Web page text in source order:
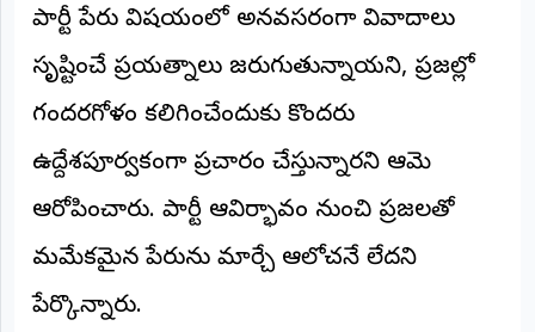
రిపోర్టర్‌గా
లాగిన్
(Login)
©
2026
NTODAY
NEWS
పార్టీ పేరు విషయంలో అనవసరంగా వివాదాలు
సృష్టించే ప్రయత్నాలు జరుగుతున్నాయని, ప్రజల్లో
గందరగోళం కలిగించేందుకు కొందరు
ఉద్దేశపూర్వకంగా ప్రచారం చేస్తున్నారని ఆమె
ఆరోపించారు. పార్టీ ఆవిర్భావం నుంచి ప్రజలతో
మమేకమైన పేరును మార్చే ఆలోచనే లేదని
పేర్కొన్నారు.